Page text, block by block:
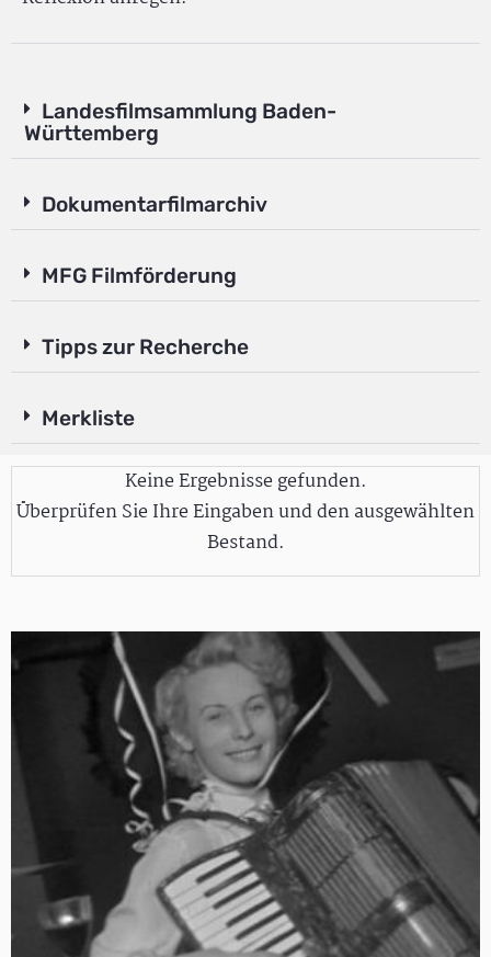
Landesfilmsammlung Baden-
Württemberg
Dokumentarfilmarchiv
MFG Filmförderung
Tipps zur Recherche
Merkliste
Keine Ergebnisse gefunden.
Überprüfen Sie Ihre Eingaben und den ausgewählten
Bestand.